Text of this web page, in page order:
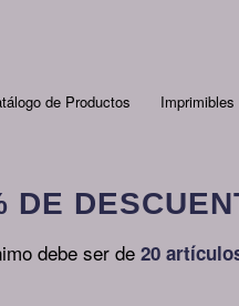
de Productos Imprimibles
debe ser de 20